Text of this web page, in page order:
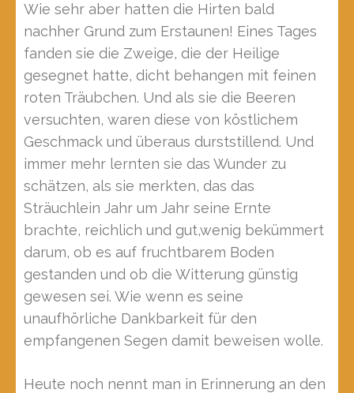
Wie sehr aber hatten die Hirten bald
nachher Grund zum Erstaunen! Eines Tages
fanden sie die Zweige, die der Heilige
gesegnet hatte, dicht behangen mit feinen
roten Träubchen. Und als sie die Beeren
versuchten, waren diese von köstlichem
Geschmack und überaus durststillend. Und
immer mehr lernten sie das Wunder zu
schätzen, als sie merkten, das das
Sträuchlein Jahr um Jahr seine Ernte
brachte, reichlich und gut,wenig bekümmert
darum, ob es auf fruchtbarem Boden
gestanden und ob die Witterung günstig
gewesen sei. Wie wenn es seine
unaufhörliche Dankbarkeit für den
empfangenen Segen damit beweisen wolle.
Heute noch nennt man in Erinnerung an den